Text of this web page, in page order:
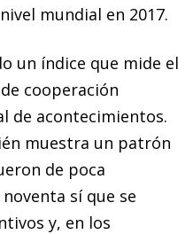
mundial en 2017.
un índice que mide el
cooperación
de acontecimientos.
muestra un patrón
de poca
sí que se
y, en los